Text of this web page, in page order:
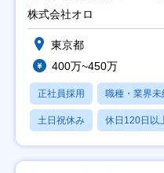
修充実】
株式会社オロ
東京都
400万~450万
正社員採用 職種・業界未
土日祝休み 休日120日以